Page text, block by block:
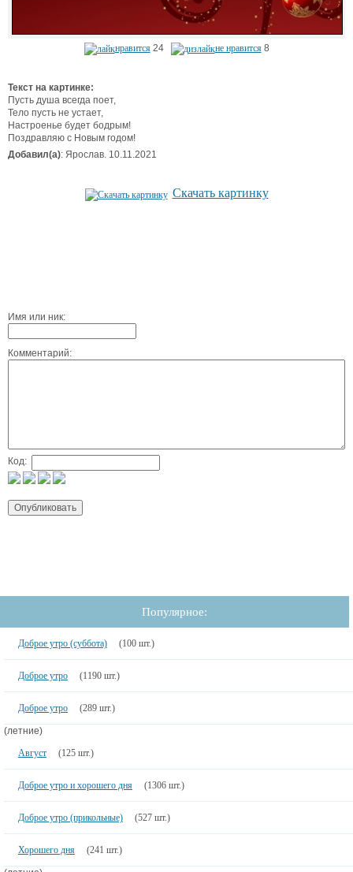
нравится 24 не нравится 8
Текст на картинке:
Пусть душа всегда поет,
Тело пусть не устает,
Настроенье будет бодрым!
Поздравляю с Новым годом!
Добавил(а): Ярослав. 10.11.2021
Скачать картинку
Имя или ник:
Комментарий:
Код:
Популярное:
Доброе утро (суббота) (100 шт.)
Доброе утро (1190 шт.)
Доброе утро (289 шт.)
(летние)
Август
(125 шт.)
Доброе утро и хорошего дня (1306 шт.)
Доброе утро (прикольные) (527 шт.)
Хорошего дня (241 шт.)